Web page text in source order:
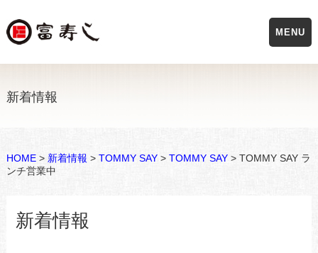
新着情報
HOME> 新着情報 > TOMMY SAY> TOMMY SAY> TOMMY SAY ラ
ンチ営業中
新着情報
MENU